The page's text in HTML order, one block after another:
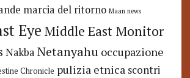
marcia del ritorno Maan news
Eye Middle East Monitor
Nakba Netanyahu occupazione
Chronicle pulizia etnica scontri